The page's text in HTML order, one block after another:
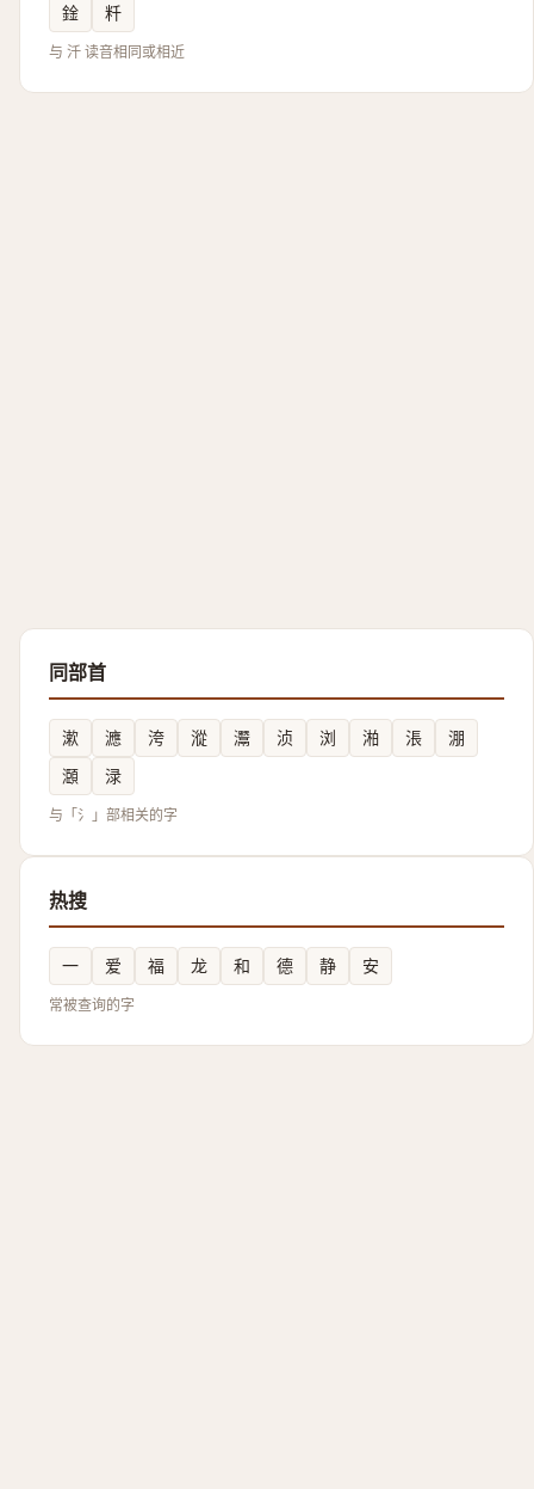
鍂
粁
与 汘 读音相同或相近
同部首
漱 㶐 洿 漎 灊 浈 浏 湐 涱
淜
㶊
渌
与「氵」部相关的字
热搜
一 爱 福 龙 和 德 静 安
常被查询的字